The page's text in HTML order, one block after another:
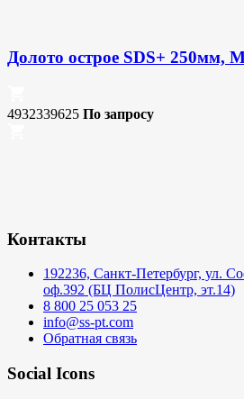
Долото острое SDS+ 250мм,
4932339625 По запросу
Контакты
192236, Санкт-Петербург, ул.
оф.392 (БЦ ПолисЦентр, эт.14)
8 800 25 053 25
info@ss-pt.com
Обратная связь
Social Icons